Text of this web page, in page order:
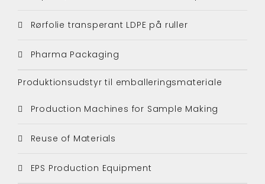
Rørfolie transperant LDPE på ruller
Pharma Packaging
Produktionsudstyr til emballeringsmateriale
Production Machines for Sample Making
Reuse of Materials
EPS Production Equipment